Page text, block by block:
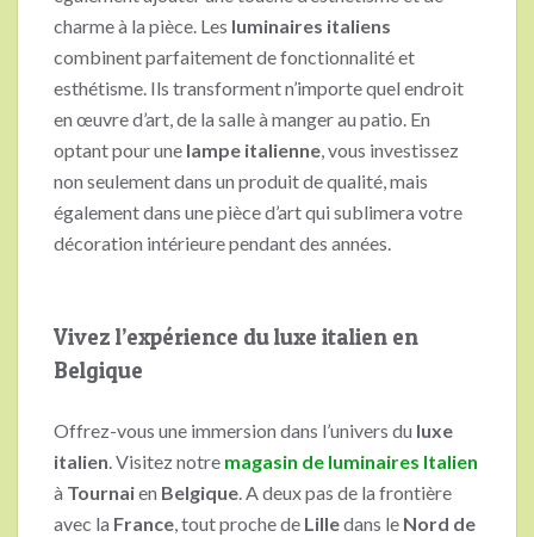
charme à la pièce. Les luminaires italiens
combinent parfaitement de fonctionnalité et
esthétisme. Ils transforment n’importe quel endroit
en œuvre d’art, de la salle à manger au patio. En
optant pour une lampe italienne, vous investissez
non seulement dans un produit de qualité, mais
également dans une pièce d’art qui sublimera votre
décoration intérieure pendant des années.
Vivez l’expérience du luxe italien en
Belgique
Offrez-vous une immersion dans l’univers du luxe
italien. Visitez notre magasin de luminaires Italien
à Tournaien Belgique. A deux pas de la frontière
avec la France, tout proche de Lilledans le Nord de